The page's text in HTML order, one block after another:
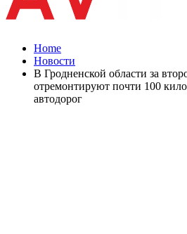
Home
Новости
В Гродненской области за
отремонтируют почти 100
автодорог